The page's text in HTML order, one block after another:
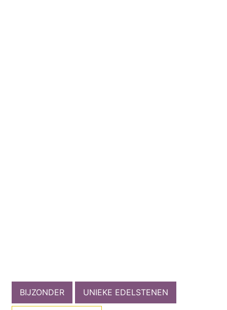
BIJZONDER UNIEKE EDELSTENEN